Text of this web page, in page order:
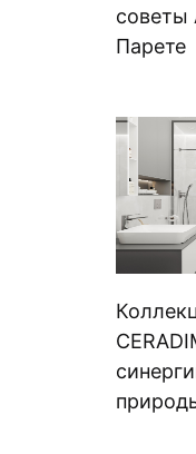
советы
Парете